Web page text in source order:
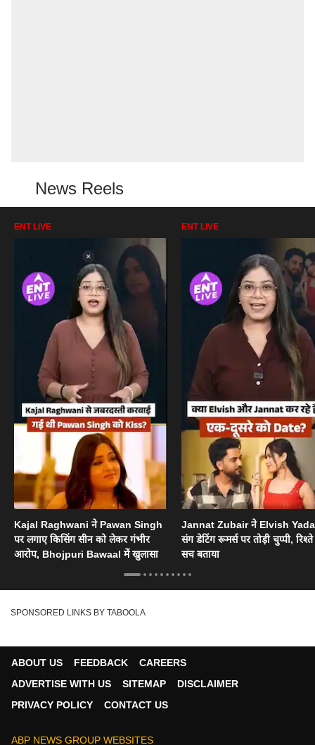
News Reels
ENT LIVE
Kajal Raghwani ने Pawan Singh
पर लगाए किसिंग सीन को लेकर गंभीर
आरोप, Bhojpuri Bawaal में खुलासा
ENT LIVE
Jannat Zubair ने Elvish
संग डेटिंग रूमर्स पर तोड़ी चुप्पी,
सच बताया
SPONSORED LINKS BY TABOOLA
ABOUT US FEEDBACK
CAREERS
ADVERTISE WITH US
SITEMAP
DISCLAIMER
PRIVACY POLICY
CONTACT US
ABP NEWS GROUP WEBSITES